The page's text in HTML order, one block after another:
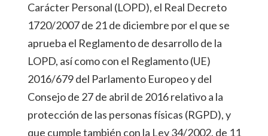
Carácter Personal (LOPD), el Real Decreto
1720/2007 de 21 de diciembre por el que se
aprueba el Reglamento de desarrollo de la
LOPD, así como con el Reglamento (UE)
2016/679 del Parlamento Europeo y del
Consejo de 27 de abril de 2016 relativo a la
protección de las personas físicas (RGPD), y
que cumple también con la Ley 34/2002, de 11